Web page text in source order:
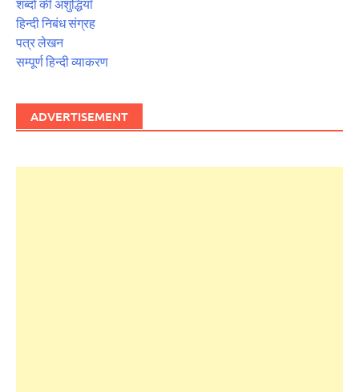
शब्दों की अशुद्धियाँ
हिन्दी निबंध संग्रह
पत्र लेखन
सम्पूर्ण हिन्दी व्याकरण
ADVERTISEMENT